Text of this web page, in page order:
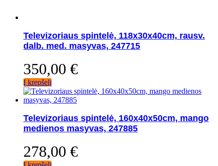
Televizoriaus spintelė, 118x30x40cm, rausv.
dalb. med. masyvas, 247715
350,00 €
Į krepšelį
Televizoriaus spintelė, 160x40x50cm, mango
medienos masyvas, 247885
278,00 €